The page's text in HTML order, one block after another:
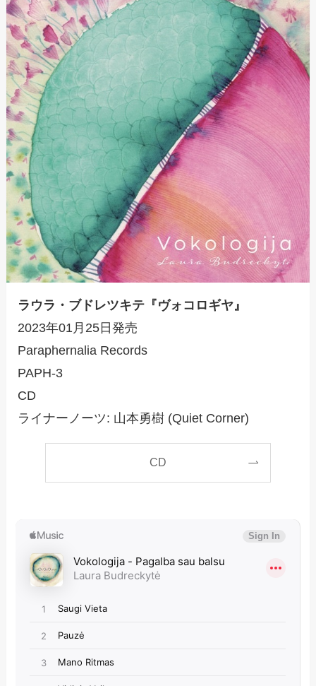
ラウラ・ブドレツキテ『ヴォコロギヤ』
2023年01月25日発売
Paraphernalia Records
PAPH-3
CD
ライナーノーツ: 山本勇樹 (Quiet Corner)
CD